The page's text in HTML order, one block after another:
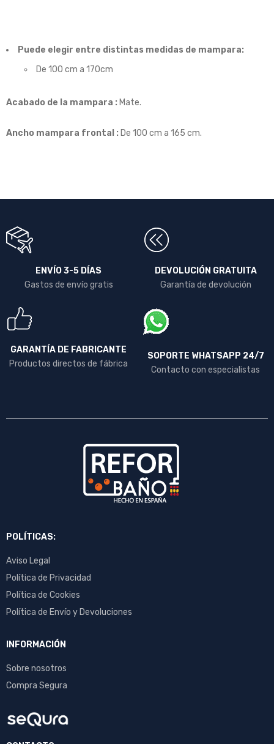
Puede elegir entre distintas medidas de mampara:
De 100 cm a 170cm
Acabado de la mampara : Mate.
Ancho mampara frontal : De 100 cm a 165 cm.
ENVÍO 3-5 DÍAS
Gastos de envío gratis
DEVOLUCIÓN GRATUITA
Garantía de devolución
GARANTÍA DE FABRICANTE
Productos directos de fábrica
SOPORTE WHATSAPP 24/7
Contacto con especialistas
POLÍTICAS:
Aviso Legal
Política de Privacidad
Política de Cookies
Política de Envío y Devoluciones
INFORMACIÓN
Sobre nosotros
Compra Segura